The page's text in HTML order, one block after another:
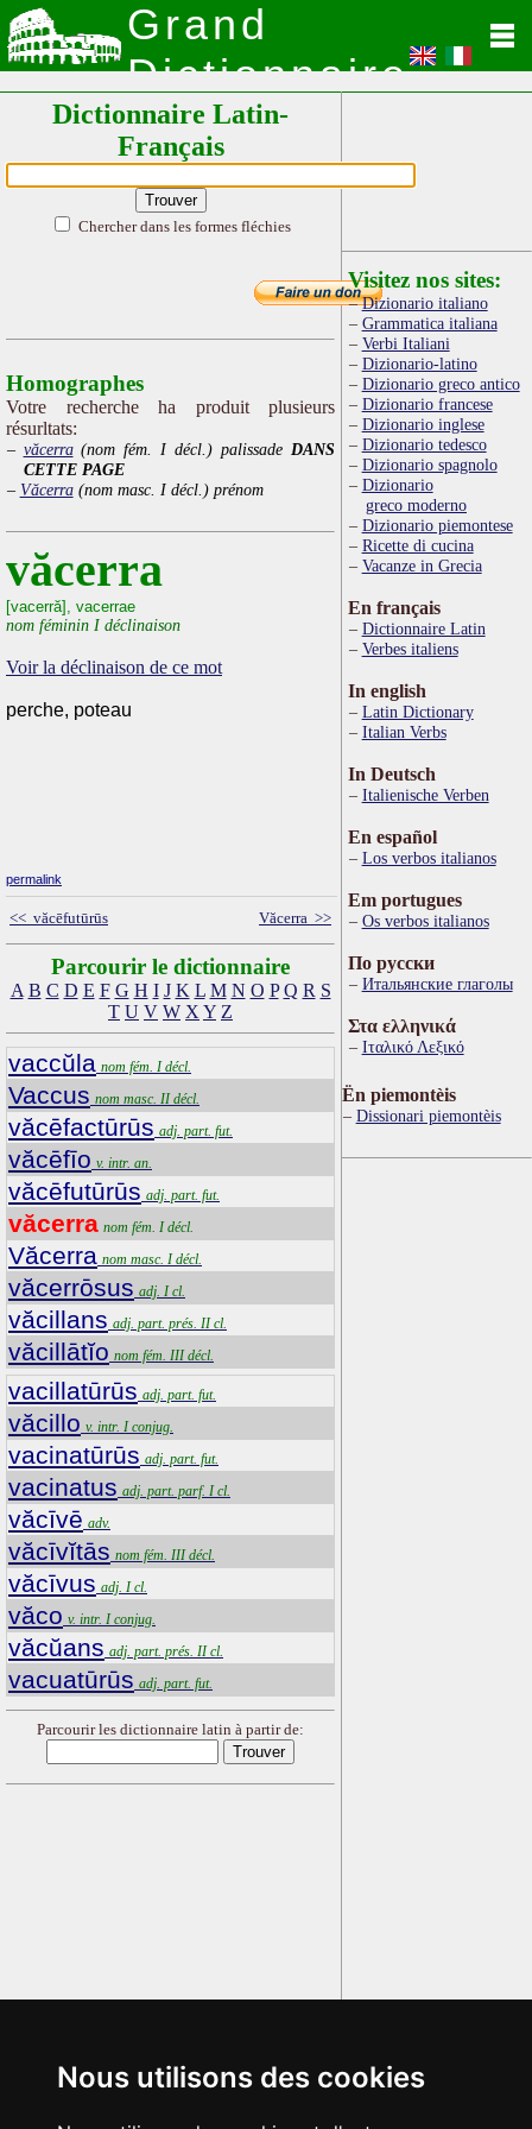
Nous utilisons des cookies
Grand
Dictionnaire
Latin
Dictionnaire Latin-
Français
Chercher dans les formes fléchies
Homographes
Votre recherche ha produit plusieurs
résurltats:
văcerra(nom fém. I décl.) palissade DANS
CETTE PAGE
Văcerra(nom masc. I décl.) prénom
văcerra
[vacerră], vacerrae
nom féminin I déclinaison
Voir la déclinaison de ce mot
perche, poteau
permalink
<< văcēfutūrūs Văcerra >>
Parcourir le dictionnaire
A B C D E F G H I J K L M N O P Q R S
T U V W X Y Z
vaccŭla nom fém. I décl.
Vaccus nom masc. II décl.
văcēfactūrūs adj. part. fut.
văcēfīo v. intr. an.
văcēfutūrūs adj. part. fut.
văcerra nom fém. I décl.
Văcerra nom masc. I décl.
văcerrōsus adj. I cl.
văcillans adj. part. prés. II cl.
văcillātĭo nom fém. III décl.
vacillatūrūs adj. part. fut.
văcillo v. intr. I conjug.
vacinatūrūs adj. part. fut.
vacinatus adj. part. parf. I cl.
văcīvē adv.
văcīvĭtās nom fém. III décl.
văcīvus adj. I cl.
văco v. intr. I conjug.
văcŭans adj. part. prés. II cl.
vacuatūrūs adj. part. fut.
Parcourir les dictionnaire latin à partir de:
Visitez nos sites:
Dizionario italiano
Grammatica italiana
Verbi Italiani
Dizionario-latino
Dizionario greco antico
Dizionario francese
Dizionario inglese
Dizionario tedesco
Dizionario spagnolo
Dizionario
greco moderno
Dizionario piemontese
Ricette di cucina
Vacanze in Grecia
En français
Dictionnaire Latin
Verbes italiens
In english
Latin Dictionary
Italian Verbs
In Deutsch
Italienische Verben
En español
Los verbos italianos
Em portugues
Os verbos italianos
По русски
Итальянские глаголы
Στα ελληνικά
Ιταλικό Λεξικό
Ën piemontèis
Dissionari piemontèis